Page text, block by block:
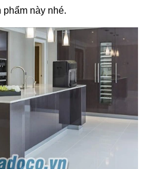
phẩm này nhé.